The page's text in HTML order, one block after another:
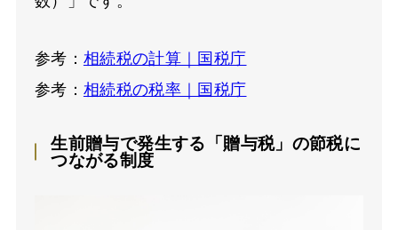
参考： 相続税の計算｜国税庁
参考： 相続税の税率｜国税庁
生前贈与で発生する「贈与税」の節税に
つながる制度